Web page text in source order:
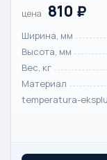
цена 810 ₽
Ширина, мм
Высота, мм
Вес, кг
Материал
temperatura-